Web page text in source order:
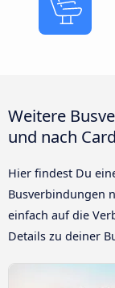
Weitere
und nach
Hier findest Du
Busverbindungen
einfach auf die
Details zu deiner